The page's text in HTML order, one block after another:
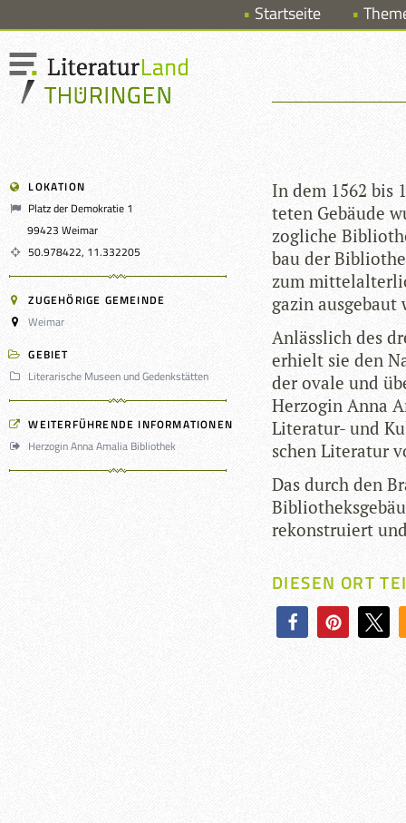
Startseite
LOKATION
Platz der Demokratie 1
99423 Weimar
50.978422, 11.332205
ZUGEHÖRIGE GEMEINDE
Weimar
GEBIET
Literarische Museen und Gedenkstätten
WEITERFÜHRENDE INFORMATIONEN
Herzogin Anna Amalia Bibliothek
In dem 1562 bis
te­ten Gebäude
zog­li­che
bau der
zum
ga­zin aus­ge­baut
Anläss­lich des
erhielt sie den
der ovale und
Her­zo­gin Anna
Lite­ra­tur- und
schen Lite­ra­tur
Das durch den
rekon­stru­iert
DIESEN ORT